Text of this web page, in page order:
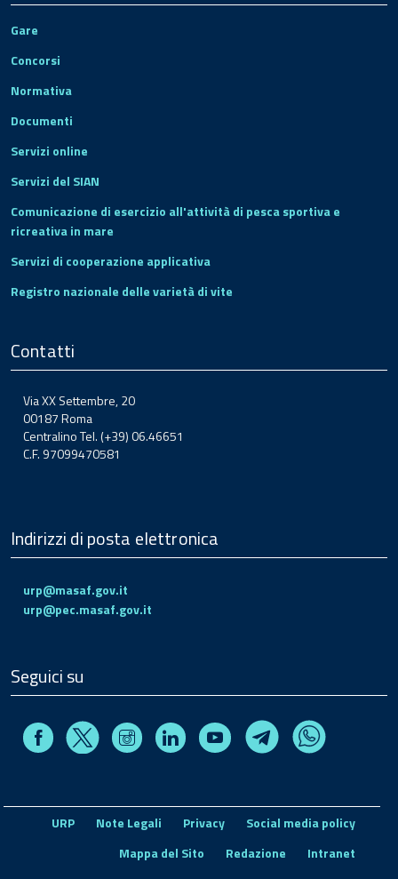
Gare
Concorsi
Normativa
Documenti
Servizi online
Servizi del SIAN
Comunicazione di esercizio all'attività di pesca sportiva e
ricreativa in mare
Servizi di cooperazione applicativa
Registro nazionale delle varietà di vite
Contatti
Via XX Settembre, 20
00187 Roma
Centralino Tel. (+39) 06.46651
C.F. 97099470581
Indirizzi di posta elettronica
urp@masaf.gov.it
urp@pec.masaf.gov.it
Seguici su
FacebookX InstagramLinkedin Youtube TelegramWhatsapp
URP Note Legali Privacy
Social media policy
Mappa del Sito
Redazione
Intranet